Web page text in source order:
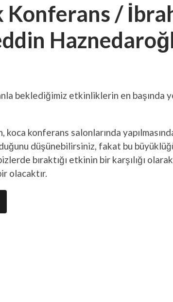
Konferans /
beklediğimiz etkinliklerin en başında
koca konferans salonlarında
düşünebilirsiniz, fakat bu
bıraktığı etkinin bir karşılığı
olacaktır.